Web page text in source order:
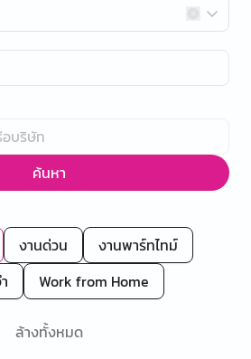
ค้นหา
งานด่วน
งานพาร์ทไทม์
Work from Home
ล้างทั้งหมด